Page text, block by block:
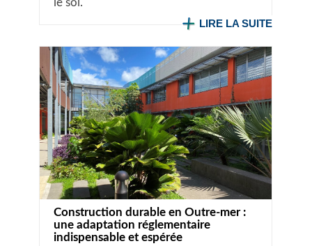
le sol.
LIRE LA SUITE
Construction durable en Outre-mer :
une adaptation réglementaire
indispensable et espérée